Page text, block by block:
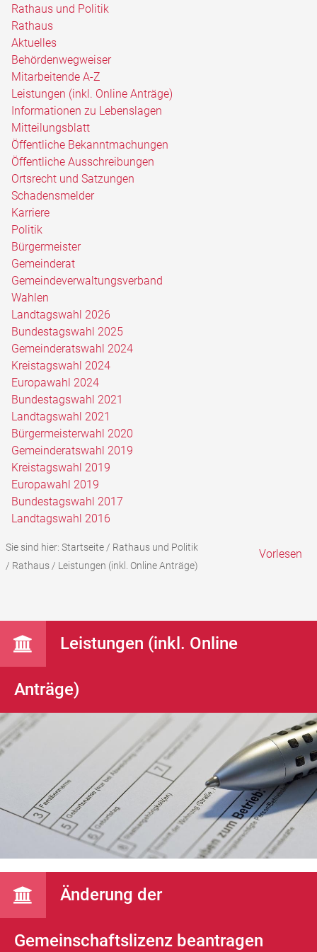
Rathaus und Politik
Rathaus
Aktuelles
Behördenwegweiser
Mitarbeitende A-Z
Leistungen (inkl. Online Anträge)
Informationen zu Lebenslagen
Mitteilungsblatt
Öffentliche Bekanntmachungen
Öffentliche Ausschreibungen
Ortsrecht und Satzungen
Schadensmelder
Karriere
Politik
Bürgermeister
Gemeinderat
Gemeindeverwaltungsverband
Wahlen
Landtagswahl 2026
Bundestagswahl 2025
Gemeinderatswahl 2024
Kreistagswahl 2024
Europawahl 2024
Bundestagswahl 2021
Landtagswahl 2021
Bürgermeisterwahl 2020
Gemeinderatswahl 2019
Kreistagswahl 2019
Europawahl 2019
Bundestagswahl 2017
Landtagswahl 2016
Sie sind hier: Startseite/ Rathaus und Politik
/ Rathaus/ Leistungen (inkl. Online Anträge)
Vorlesen
Leistungen (inkl. Online
Anträge)
Änderung der
Gemeinschaftslizenz beantragen